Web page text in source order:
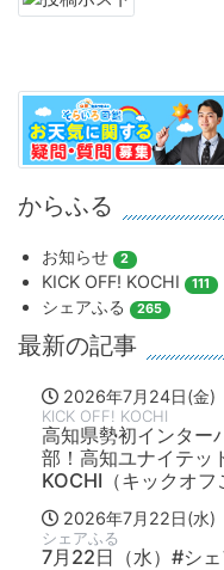
からふる
お知らせ 2
KICK OFF! KOCHI 111
シェアふる 265
最新の記事
2026年7月24日(金)
KICK OFF! KOCHI
高知県勢初インター
部！高知ユナイテッ
KOCHI（キックオ
2026年7月22日(水)
シェアふる
7月22日（水）#シ